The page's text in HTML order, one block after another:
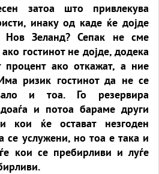
затоа што привлeкува
инаку од каде ќе дојде
Нов Зеланд? Сепак не сме
гостинот не дојде, додека
процент ако откажат, а ние
ризик гостинот да не се
и тоа. Го резервира
и потоа бараме други
кои ќе остават незгоден
се услужени, но тоа е така и
кои се пребирливи и луѓе